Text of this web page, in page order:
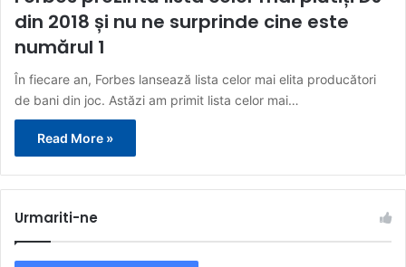
din 2018 și nu ne surprinde cine este
numărul 1
În fiecare an, Forbes lansează lista celor mai elita producători
de bani din joc. Astăzi am primit lista celor mai…
Read More »
Urmariti-ne